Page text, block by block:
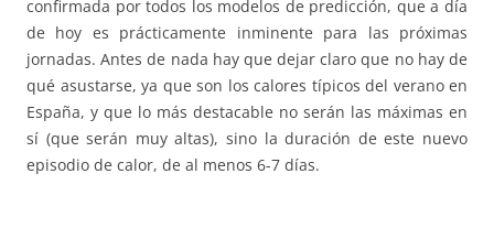
confirmada por todos los modelos de predicción, que a día
de hoy es prácticamente inminente para las próximas
jornadas. Antes de nada hay que dejar claro que no hay de
qué asustarse, ya que son los calores típicos del verano en
España, y que lo más destacable no serán las máximas en
sí (que serán muy altas), sino la duración de este nuevo
episodio de calor, de al menos 6-7 días.